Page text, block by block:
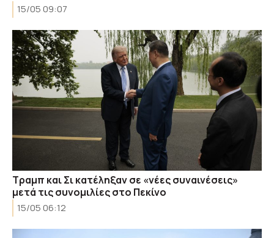
15/05 09:07
Τραμπ και Σι κατέληξαν σε «νέες συναινέσεις»
μετά τις συνομιλίες στο Πεκίνο
15/05 06:12